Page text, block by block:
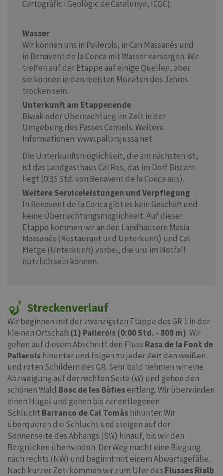
Cartogràfic i Geològic de Catalunya, ICGC).
Wasser
Wir können uns in Pallerols, in Can Massanés und
in Benavent de la Conca mit Wasser versorgen. Wir
treffen auf der Etappe auf einige Quellen, aber
sie können in den meisten Monaten des Jahres
trocken sein.
Unterkunft am Etappenende
Biwak oder Übernachtung im Zelt in der
Umgebung des Passes Comiols. Weitere
Informationen: www.pallarsjussa.net
Die Unterkunftsmöglichkeit, die am nächsten ist,
ist das Landgasthaus Cal Ros, das im Dorf Biscarri
liegt (0:35 Std. von Benavent de la Conca aus).
Weitere Serviceleistungen und Verpflegung
In Benavent de la Conca gibt es kein Geschäft und
keine Übernachtungsmöglichkeit. Auf dieser
Etappe kommen wir an den Landhäusern Masia
Massanés (Restaurant und Unterkunft) und Cal
Metge (Unterkunft) vorbei, die uns im Notfall
nützlich sein können.
Streckenverlauf
Wir beginnen mit der zwanzigsten Etappe des GR 1 in der
kleinen Ortschaft(1) Pallerols (0:00 Std. - 808 m). Wir
gehen auf diesem Abschnitt den Fluss Rasa de la Font de
Pallerolshinunter und folgen zu jeder Zeit den weißen
und roten Schildern des GR. Sehr bald nehmen wir eine
Abzweigung auf der rechten Seite (W) und gehen den
schönen Wald Bosc de les Bòfiesentlang. Wir überwinden
einen Hügel und gehen bis zur entlegenen
Schlucht Barranco de Cal Tomàshinunter. Wir
überqueren die Schlucht und steigen auf der
Sonnenseite des Abhangs (SW) hinauf, bis wir den
Bergrücken überwinden. Der Weg macht eine Biegung
nach rechts (NW) und beginnt mit einem Abwärtsgefälle.
Nach kurzer Zeti kommen wir zum Ufer des Flusses Rialb.